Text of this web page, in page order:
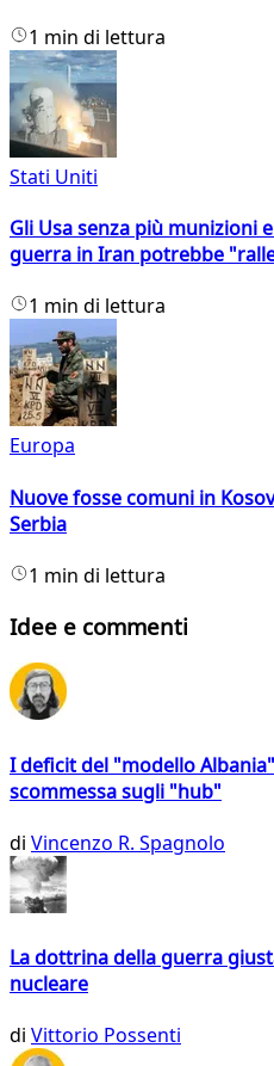
1 min di lettura
Stati Uniti
Gli Usa senza più munizioni
guerra in Iran potrebbe
1 min di lettura
Europa
Nuove fosse comuni in
Serbia
1 min di lettura
Idee e commenti
I deficit del "modello
scommessa sugli "hub"
di Vincenzo R. Spagnolo
La dottrina della guerra
nucleare
di Vittorio Possenti